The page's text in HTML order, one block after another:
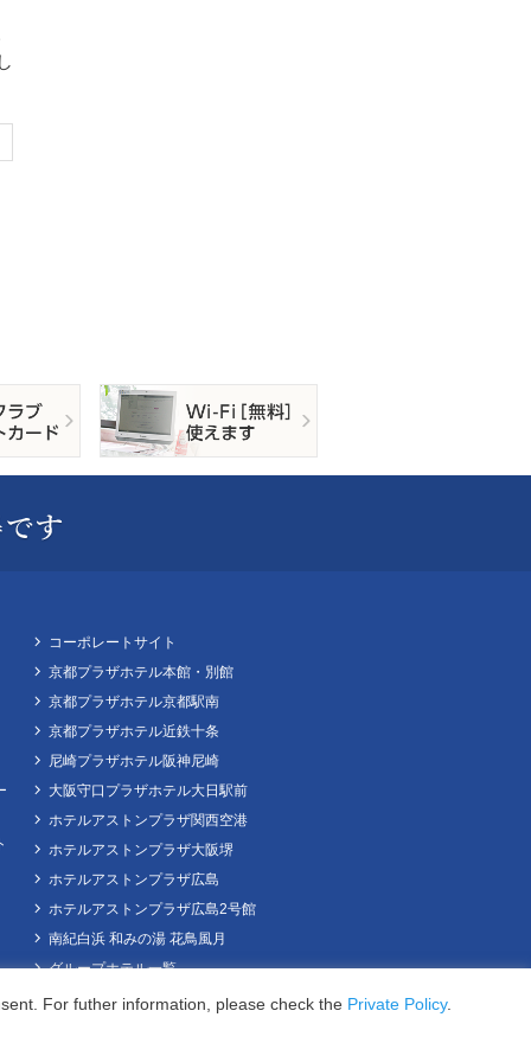
Guests
コーポレートサイト
京都プラザホテル本館・別館
京都プラザホテル京都駅南
京都プラザホテル近鉄十条
尼崎プラザホテル阪神尼崎
大阪守口プラザホテル大日駅前
ホテルアストンプラザ関西空港
ホテルアストンプラザ大阪堺
ホテルアストンプラザ広島
ホテルアストンプラザ広島2号館
南紀白浜 和みの湯 花鳥風月
グループホテル一覧
For futher information, please check the Private Policy.